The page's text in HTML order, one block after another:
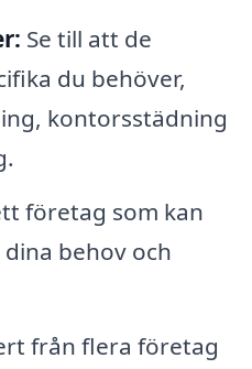
Se till att de
du behöver,
kontorsstädning
företag som kan
behov och
från flera företag